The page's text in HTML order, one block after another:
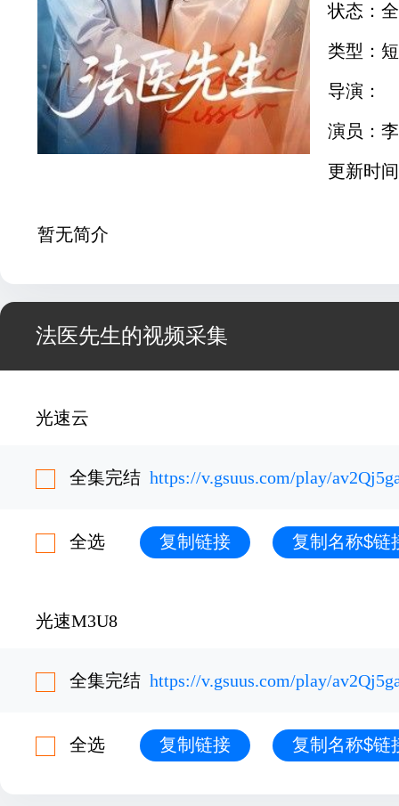
状态：
类型：
导演：
演员：
更新时
暂无简介
法医先生的视频采集
光速云
全集完结 https://v.gsuus.com/play/
全选 复制链接 复制名称$链
光速M3U8
全集完结 https://v.gsuus.com/play/
全选 复制链接 复制名称$链